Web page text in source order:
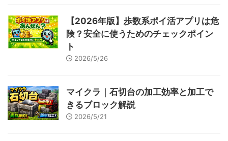
【2026年版】歩数系ポイ活アプリは危
険？安全に使うためのチェックポイン
ト
2026/5/26
マイクラ｜石切台の加工効率と加工で
きるブロック解説
2026/5/21